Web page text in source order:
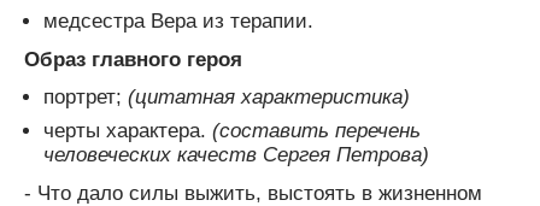
медсестра Вера из терапии.
Образ главного героя
портрет; (цитатная характеристика)
черты характера. (составить перечень
человеческих качеств Сергея Петрова)
- Что дало силы выжить, выстоять в жизненном